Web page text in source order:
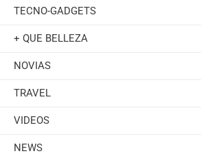
TECNO-GADGETS
+ QUE BELLEZA
NOVIAS
TRAVEL
VIDEOS
NEWS